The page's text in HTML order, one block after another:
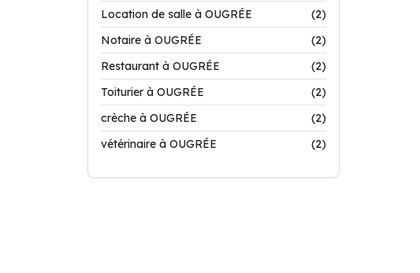
Location de salle à OUGRÉE
(2)
Notaire à OUGRÉE
(2)
Restaurant à OUGRÉE
(2)
Toiturier à OUGRÉE
(2)
crèche à OUGRÉE
(2)
vétérinaire à OUGRÉE
(2)